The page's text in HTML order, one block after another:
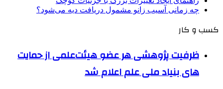
چه زمانی آسیب زانو مشمول دریافت دیه می‌شود؟
کسب و کار
ظرفیت پژوهشی هر عضو هیئت‌علمی از حمایت
های بنیاد ملی علم اعلام شد